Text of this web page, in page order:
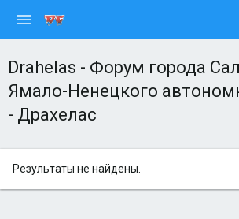
Drahelas - Форум города
Ямало-Ненецкого
- Драхелас
Результаты не найдены.